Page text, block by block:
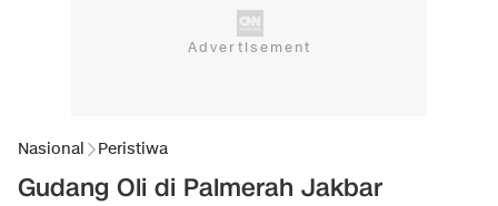
Nasional Peristiwa
Gudang Oli di Palmerah Jakbar